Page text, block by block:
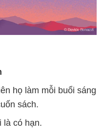
họ làm mỗi buổi sáng
sách.
là có hạn.